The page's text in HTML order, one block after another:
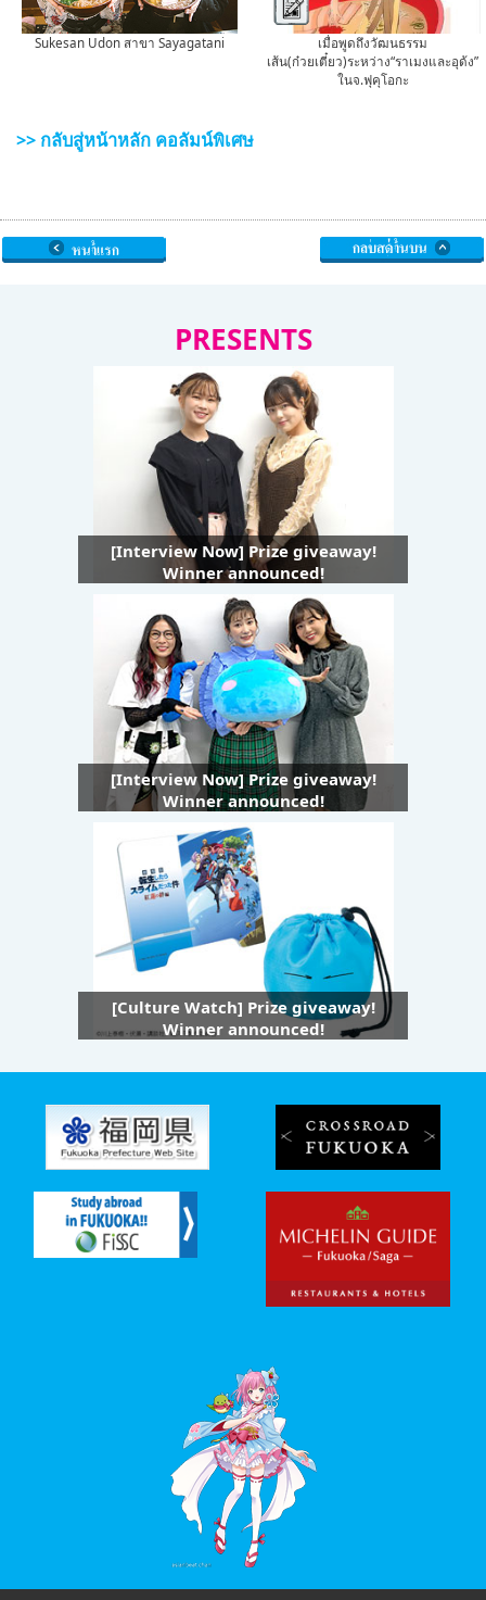
Sukesan Udon สาขา Sayagatani
เมื่อพูดถึงวัฒนธรรม
เส้น(ก๋วยเตี๋ยว)ระหว่าง“ราเมงและอุด้ง”
ในจ.ฟุคุโอกะ
>> กลับสู่หน้าหลัก คอลัมน์พิเศษ
PRESENTS
[Interview Now] Prize giveaway!
Winner announced!
[Interview Now] Prize giveaway!
Winner announced!
[Culture Watch] Prize giveaway!
Winner announced!